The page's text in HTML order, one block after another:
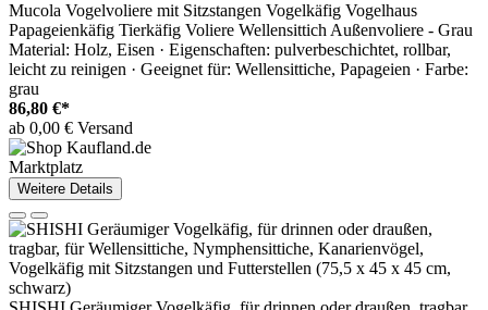
Mucola Vogelvoliere mit Sitzstangen Vogelkäfig Vogelhaus
Papageienkäfig Tierkäfig Voliere Wellensittich Außenvoliere - Grau
Material: Holz, Eisen · Eigenschaften: pulverbeschichtet, rollbar,
leicht zu reinigen · Geeignet für: Wellensittiche, Papageien · Farbe:
grau
86,80 €*
ab 0,00 € Versand
Marktplatz
Weitere Details